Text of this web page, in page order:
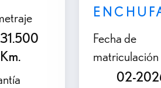
31.500
Km.
Fecha de
matriculación
02-